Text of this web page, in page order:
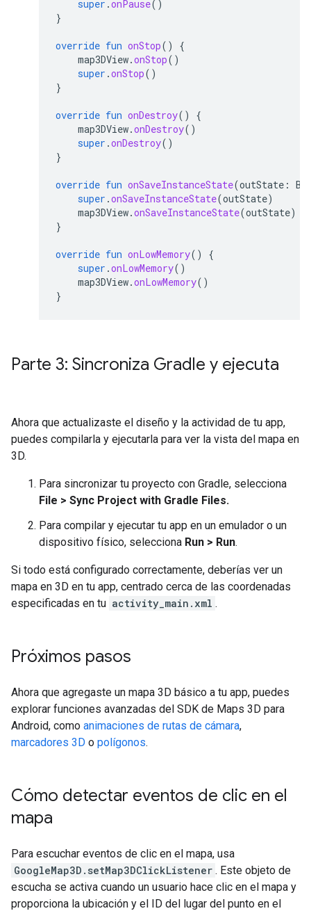
super .onPause()
}
override fun onStop()
{
map3DView.onStop()
super .onStop()
}
override fun onDestroy()
{
map3DView.onDestroy()
super .onDestroy()
}
override fun onSaveInstanceState(outState :
super .onSaveInstanceState(outState)
map3DView.onSaveInstanceState(outState)
}
override fun onLowMemory()
{
super .onLowMemory()
map3DView.onLowMemory()
}
Parte 3: Sincroniza Gradle y ejecuta
Ahora que actualizaste el diseño y la actividad de tu app,
puedes compilarla y ejecutarla para ver la vista del mapa en
3D.
Para sincronizar tu proyecto con Gradle, selecciona
File > Sync Project with Gradle Files.
Para compilar y ejecutar tu app en un emulador o un
dispositivo físico, selecciona Run > Run.
Si todo está configurado correctamente, deberías ver un
mapa en 3D en tu app, centrado cerca de las coordenadas
especificadas en tu activity_main.xml .
Próximos pasos
Ahora que agregaste un mapa 3D básico a tu app, puedes
explorar funciones avanzadas del SDK de Maps 3D para
Android, como animaciones de rutas de cámara,
marcadores 3D o polígonos.
Cómo detectar eventos de clic en el
mapa
Para escuchar eventos de clic en el mapa, usa
GoogleMap3D.setMap3DClickListener . Este objeto de
escucha se activa cuando un usuario hace clic en el mapa y
proporciona la ubicación y el ID del lugar del punto en el